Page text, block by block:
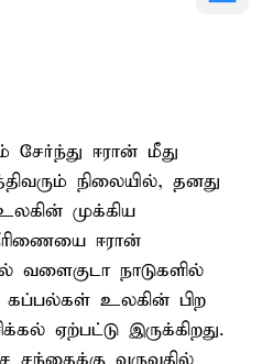
சேர்ந்து ஈரான் மீது
நிலையில், தனது
முக்கிய
ஈரான்
வளைகுடா நாடுகளில்
உலகின் பிற
ஏற்பட்டு இருக்கிறது.